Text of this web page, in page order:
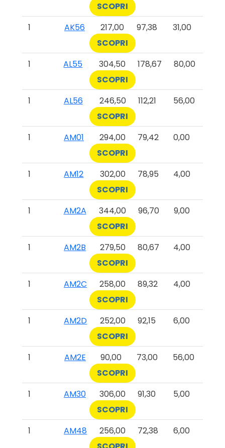
SCOPRI
1
AK56 217,00 97,38
31,00
SCOPRI
1
AL55 304,50 178,67
80,00
SCOPRI
1
AL56 246,50 112,21
56,00
SCOPRI
1
AM01 294,00 79,42
0,00
SCOPRI
1
AM12 302,00 78,95
4,00
SCOPRI
1
AM2A 344,00 96,70
9,00
SCOPRI
1
AM2B 279,50 80,67
4,00
SCOPRI
1
AM2C 258,00 89,32
4,00
SCOPRI
1
AM2D 252,00 92,15
6,00
SCOPRI
1
AM2E 90,00 73,00
56,00
SCOPRI
1
AM30 306,00 91,30
5,00
SCOPRI
1
AM48 256,00 72,38
6,00